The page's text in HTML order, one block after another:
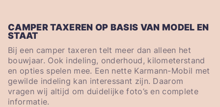
CAMPER TAXEREN OP BASIS VAN MODEL EN
STAAT
Bij een camper taxeren telt meer dan alleen het
bouwjaar. Ook indeling, onderhoud, kilometerstand
en opties spelen mee. Een nette Karmann-Mobil met
gewilde indeling kan interessant zijn. Daarom
vragen wij altijd om duidelijke foto’s en complete
informatie.